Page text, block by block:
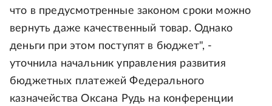
что в предусмотренные законом сроки можно
вернуть даже качественный товар. Однако
деньги при этом поступят в бюджет", -
уточнила начальник управления развития
бюджетных платежей Федерального
казначейства Оксана Рудь на конференции